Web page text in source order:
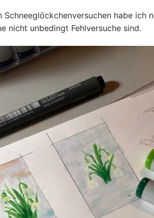
Schneeglöckchenversuchen habe
nicht unbedingt Fehlversuche sind.